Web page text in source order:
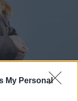
My Personal